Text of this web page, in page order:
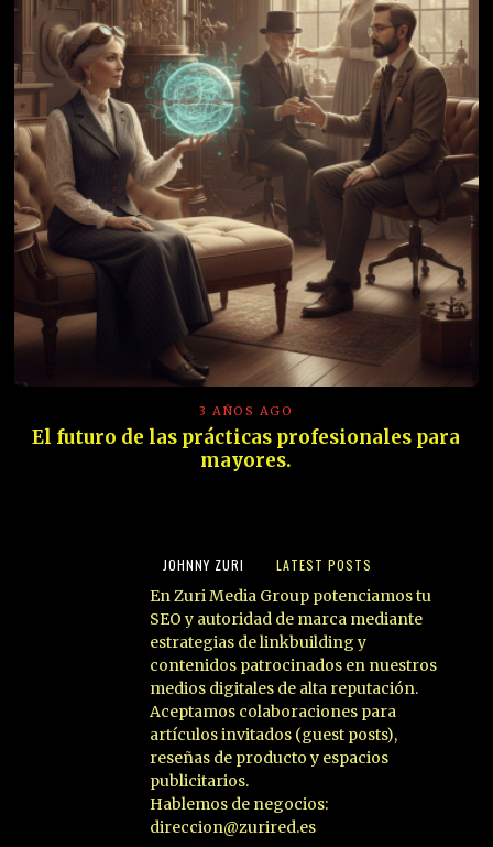
3 AÑOS AGO
El futuro de las prácticas profesionales para
mayores.
JOHNNY ZURI LATEST POSTS
En Zuri Media Group potenciamos tu
SEO y autoridad de marca mediante
estrategias de linkbuilding y
contenidos patrocinados en nuestros
medios digitales de alta reputación.
Aceptamos colaboraciones para
artículos invitados (guest posts),
reseñas de producto y espacios
publicitarios.
Hablemos de negocios:
direccion@zurired.es